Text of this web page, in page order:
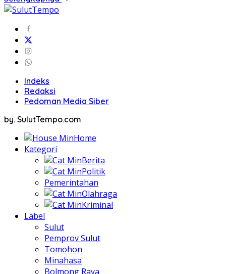
Indeks
Redaksi
Pedoman Media Siber
by. SulutTempo.com
Home
Kategori
Berita
Politik
Pemerintahan
Olahraga
Kriminal
Label
Sulut
Pemprov Sulut
Tomohon
Minahasa
Bolmong Raya